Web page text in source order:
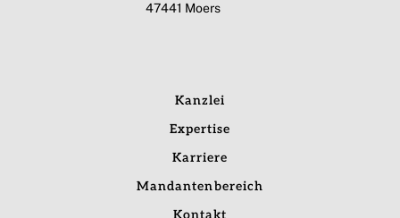
47441 Moers
Kanzlei
Expertise
Karriere
Mandantenbereich
Kontakt